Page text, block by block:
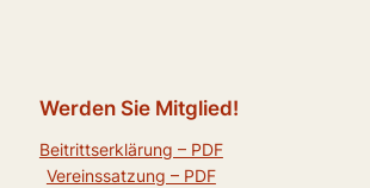
Werden Sie Mitglied!
Beitrittserklärung – PDF
Vereinssatzung – PDF